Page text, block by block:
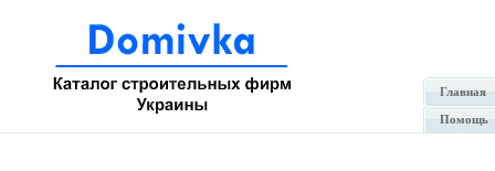
Главная
Помощь